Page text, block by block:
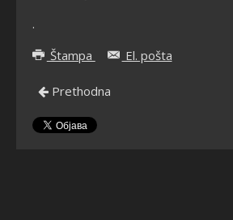
.
Štampa
El. pošta
Prethodna